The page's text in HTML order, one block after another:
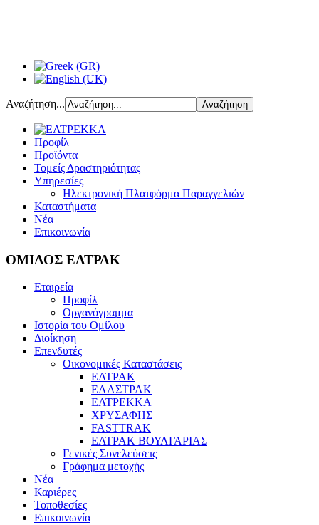
Αναζήτηση...
Προφίλ
Προϊόντα
Τομείς Δραστηριότητας
Υπηρεσίες
Ηλεκτρονική Πλατφόρμα Παραγγελιών
Καταστήματα
Νέα
Επικοινωνία
ΟΜΙΛΟΣ ΕΛΤΡΑΚ
Εταιρεία
Προφίλ
Οργανόγραμμα
Ιστορία του Ομίλου
Διοίκηση
Επενδυτές
Οικονομικές Καταστάσεις
ΕΛΤΡΑΚ
ΕΛΑΣΤΡΑΚ
ΕΛΤΡΕΚΚΑ
ΧΡΥΣΑΦΗΣ
FASTTRAK
ΕΛΤΡΑΚ ΒΟΥΛΓΑΡΙΑΣ
Γενικές Συνελεύσεις
Γράφημα μετοχής
Νέα
Καριέρες
Τοποθεσίες
Επικοινωνία